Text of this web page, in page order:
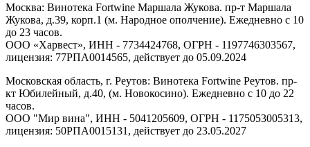
Москва: Винотека Fortwine Маршала Жукова. пр-т Маршала
Жукова, д.39, корп.1 (м. Народное ополчение). Ежедневно с 10
до 23 часов.
ООО «Харвест», ИНН - 7734424768, ОГРН - 1197746303567,
лицензия: 77РПА0014565, действует до 05.09.2024
Московская область, г. Реутов: Винотека Fortwine Реутов. пр-
кт Юбилейный, д.40, (м. Новокосино). Ежедневно с 10 до 22
часов.
ООО "Мир вина", ИНН - 5041205609, ОГРН - 1175053005313,
лицензия: 50РПА0015131, действует до 23.05.2027